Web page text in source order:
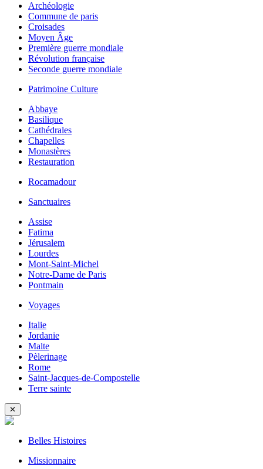
Archéologie
Commune de paris
Croisades
Moyen Âge
Première guerre mondiale
Révolution française
Seconde guerre mondiale
Patrimoine Culture
Abbaye
Basilique
Cathédrales
Chapelles
Monastères
Restauration
Rocamadour
Sanctuaires
Assise
Fatima
Jérusalem
Lourdes
Mont-Saint-Michel
Notre-Dame de Paris
Pontmain
Voyages
Italie
Jordanie
Malte
Pèlerinage
Rome
Saint-Jacques-de-Compostelle
Terre sainte
✕
Belles Histoires
Missionnaire